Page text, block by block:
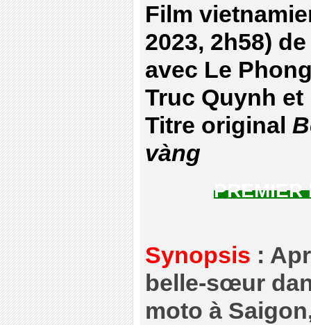
Film
2023, 2h58)
avec Le
Truc Quynh
Titre original
vàng
PREMIER
Synopsis :
belle-sœur
moto à